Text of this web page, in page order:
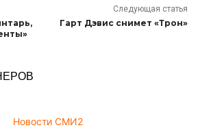
Следующая статья
Гарт Дэвис снимет «Трон»
Новости СМИ2